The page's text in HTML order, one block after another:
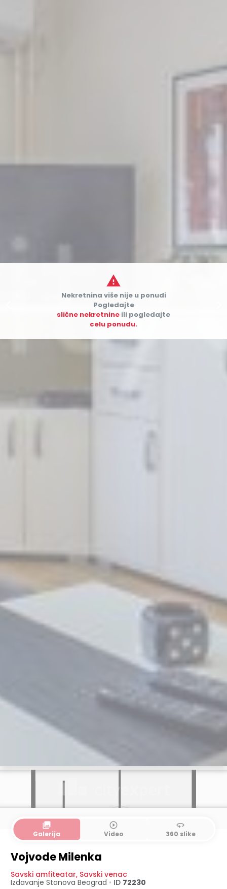
collections
Galerija
play_circle_outline
Video
360
360 slike

Nekretnina više nije u ponudi
Pogledajte
slične nekretnine ili pogledajte
celu ponudu.
Vojvode Milenka
Savski amfiteatar, Savski venac
Izdavanje Stanova Beograd • ID 72230